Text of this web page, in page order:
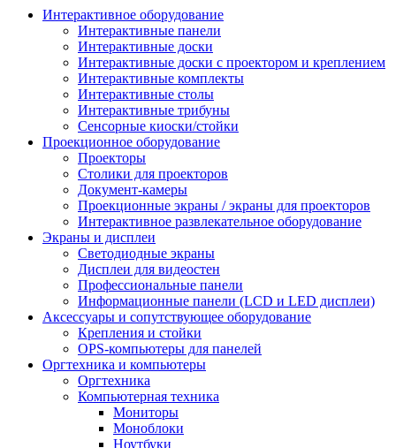
Интерактивное оборудование
Интерактивные панели
Интерактивные доски
Интерактивные доски с проектором и креплением
Интерактивные комплекты
Интерактивные столы
Интерактивные трибуны
Сенсорные киоски/стойки
Проекционное оборудование
Проекторы
Столики для проекторов
Документ-камеры
Проекционные экраны / экраны для проекторов
Интерактивное развлекательное оборудование
Экраны и дисплеи
Светодиодные экраны
Дисплеи для видеостен
Профессиональные панели
Информационные панели (LCD и LED дисплеи)
Аксессуары и сопутствующее оборудование
Крепления и стойки
OPS-компьютеры для панелей
Оргтехника и компьютеры
Оргтехника
Компьютерная техника
Мониторы
Моноблоки
Ноутбуки